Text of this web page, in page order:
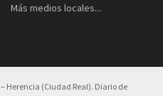
Más medios locales...
– Herencia (Ciudad Real). Diario de